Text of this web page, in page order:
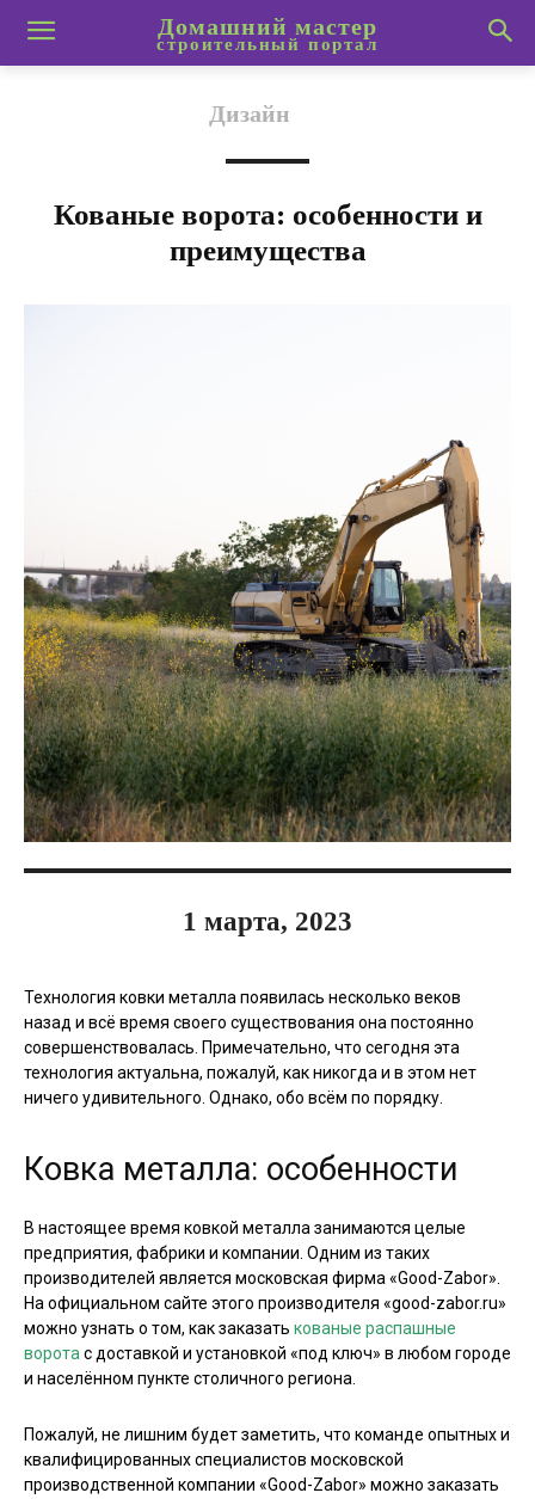
Домашний мастер
строительный портал
Дизайн
Кованые ворота: особенности и
преимущества
1 марта, 2023
Технология ковки металла появилась несколько веков
назад и всё время своего существования она постоянно
совершенствовалась. Примечательно, что сегодня эта
технология актуальна, пожалуй, как никогда и в этом нет
ничего удивительного. Однако, обо всём по порядку.
Ковка металла: особенности
В настоящее время ковкой металла занимаются целые
предприятия, фабрики и компании. Одним из таких
производителей является московская фирма «Good-Zabor».
На официальном сайте этого производителя «good-zabor.ru»
можно узнать о том, как заказать кованые распашные
воротас доставкой и установкой «под ключ» в любом городе
и населённом пункте столичного региона.
Пожалуй, не лишним будет заметить, что команде опытных и
квалифицированных специалистов московской
производственной компании «Good-Zabor» можно заказать